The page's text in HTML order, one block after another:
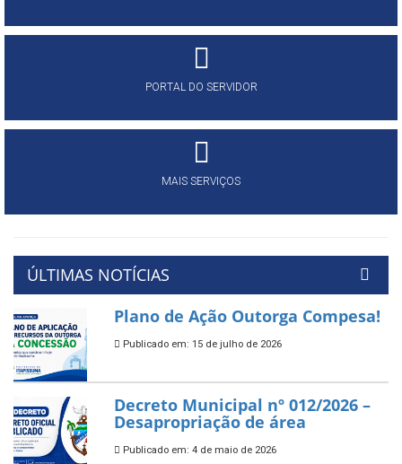
PORTAL DO SERVIDOR
MAIS SERVIÇOS
ÚLTIMAS NOTÍCIAS
Plano de Ação Outorga Compesa!
Publicado em: 15 de julho de 2026
Decreto Municipal nº 012/2026 –
Desapropriação de área
Publicado em: 4 de maio de 2026